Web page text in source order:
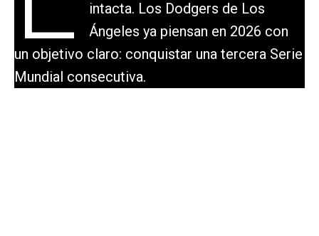
intacta. Los Dodgers de Los
Ángeles ya piensan en 2026 con
un objetivo claro: conquistar una tercera Serie
Mundial consecutiva.